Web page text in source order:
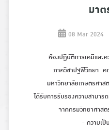
มา
08 Mar 2024
ห้องปฏิบัติการเคมีแล
ภาควิชาปฐพีวิทยา ค
มหาวิทยาลัยเกษตรศา
ได้รับการรับรองความสามา
จากกรมวิทยาศาส
- ความเ